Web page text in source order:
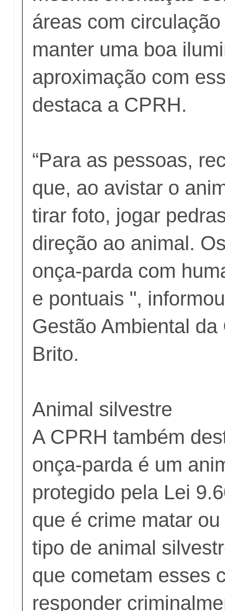
áreas com
manter uma boa
aproximação com
destaca a CPRH.
“Para as pessoas,
que, ao avistar o
tirar foto, jogar
direção ao animal.
onça-parda com
e pontuais ",
Gestão Ambiental
Brito.
Animal silvestre
A CPRH também
onça-parda é um
protegido pela Lei
que é crime matar
tipo de animal
que cometam esses
responder